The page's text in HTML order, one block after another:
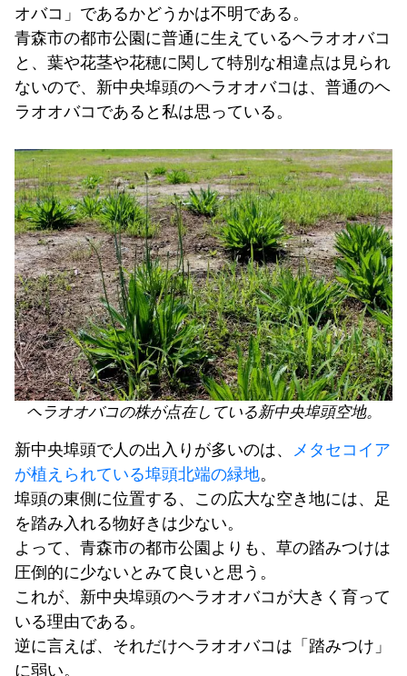
オバコ」であるかどうかは不明である。
青森市の都市公園に普通に生えているヘラオオバコ
と、葉や花茎や花穂に関して特別な相違点は見られ
ないので、新中央埠頭のヘラオオバコは、普通のヘ
ラオオバコであると私は思っている。
ヘラオオバコの株が点在している新中央埠頭空地。
新中央埠頭で人の出入りが多いのは、 メタセコイア
が植えられている埠頭北端の緑地。
埠頭の東側に位置する、この広大な空き地には、足
を踏み入れる物好きは少ない。
よって、青森市の都市公園よりも、草の踏みつけは
圧倒的に少ないとみて良いと思う。
これが、新中央埠頭のヘラオオバコが大きく育って
いる理由である。
逆に言えば、それだけヘラオオバコは「踏みつけ」
に弱い。